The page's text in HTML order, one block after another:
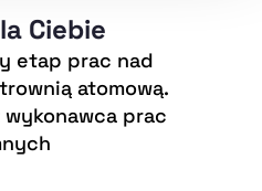
Ciebie
etap prac nad
atomową.
prac